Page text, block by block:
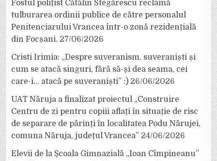
Fostul polițist Cătălin Stegărescu reclamă
tulburarea ordinii publice de către personalul
Penitenciarului Vrancea într-o zonă rezidențială
din Focșani. 27/06/2026
Cristi Irimia: „Despre suveranism, suveraniști și
cum se atacă singuri, fără să-și dea seama, cei
care-i… atacă pe suveraniști” :) 26/06/2026
UAT Năruja a finalizat proiectul „Construire
Centru de zi pentru copiii aflați în situație de risc
de separare de părinți în localitatea Podu Nărujei,
comuna Năruja, județul Vrancea” 24/06/2026
Elevii de la Școala Gimnazială „Ioan Cîmpineanu”